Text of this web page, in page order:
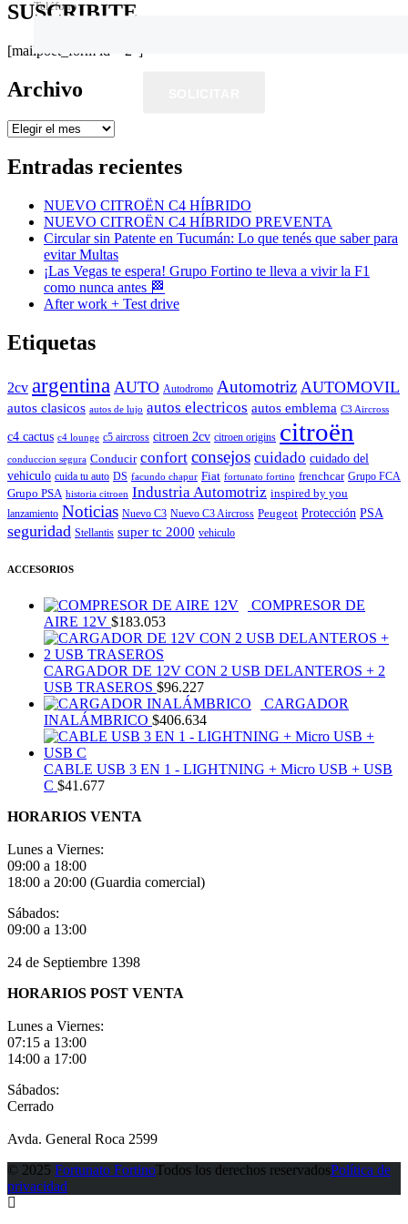
SUSCRIBITE
[mailpoet_form id="2"]
Archivo
Archivo
Entradas recientes
NUEVO CITROËN C4 HÍBRIDO
NUEVO CITROËN C4 HÍBRIDO PREVENTA
Circular sin Patente en Tucumán: Lo que tenés que saber para
evitar Multas
¡Las Vegas te espera! Grupo Fortino te lleva a vivir la F1
como nunca antes 🏁
After work + Test drive
Etiquetas
2cv argentina AUTO Autodromo Automotriz AUTOMOVIL
autos clasicos autos de lujo autos electricos autos emblema C3 Aircross
c4 cactus c4 lounge c5 aircross citroen 2cv citroen origins citroën
conduccion segura Conducir confort consejos cuidado cuidado del
vehiculo cuida tu auto DS facundo chapur Fiat fortunato fortino frenchcar Grupo FCA
Grupo PSA historia citroen Industria Automotriz inspired by you
lanzamiento Noticias Nuevo C3 Nuevo C3 Aircross Peugeot Protección PSA
seguridad Stellantis super tc 2000 vehiculo
ACCESORIOS
COMPRESOR DE
AIRE 12V $183.053
CARGADOR DE 12V CON 2 USB DELANTEROS + 2
USB TRASEROS $96.227
CARGADOR
INALÁMBRICO $406.634
CABLE USB 3 EN 1 - LIGHTNING + Micro USB + USB
C $41.677
HORARIOS VENTA
Lunes a Viernes:
09:00 a 18:00
18:00 a 20:00 (Guardia comercial)
Sábados:
09:00 a 13:00
24 de Septiembre 1398
HORARIOS POST VENTA
Lunes a Viernes:
07:15 a 13:00
14:00 a 17:00
Sábados:
Cerrado
Avda. General Roca 2599
© 2025 Fortunato FortinoTodos los derechos reservadosPolítica de
privacidad
Teléfono